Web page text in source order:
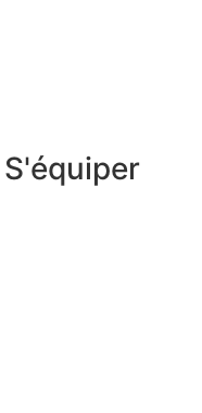
S'équiper